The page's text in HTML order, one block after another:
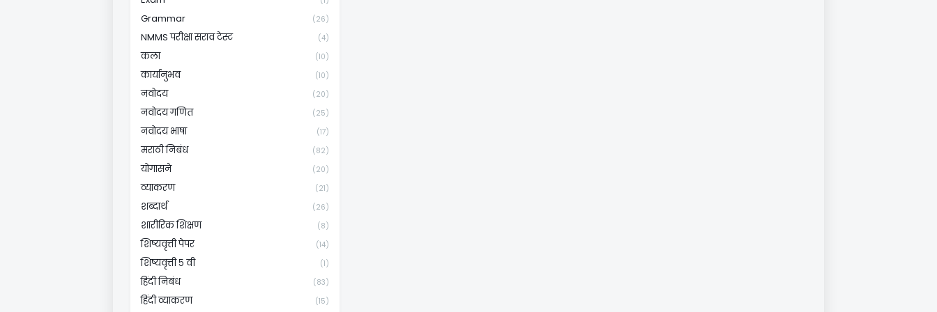
Grammar (26)
NMMS परीक्षा सराव टेस्ट (4)
कला (10)
कार्यानुभव (10)
नवोदय (20)
नवोदय गणित (25)
नवोदय भाषा (17)
मराठी निबंध (82)
योगासने (20)
व्याकरण (21)
शब्दार्थ (26)
शारीरिक शिक्षण (8)
शिष्यवृत्ती पेपर (14)
शिष्यवृत्ती ५ वी (1)
हिंदी निबंध (83)
हिंदी व्याकरण (15)